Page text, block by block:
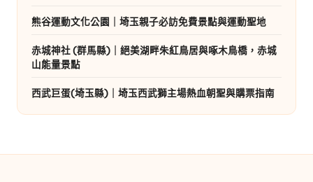
熊谷運動文化公園｜埼玉親子必訪免費景點與運動聖地
赤城神社 (群馬縣)｜絕美湖畔朱紅鳥居與啄木鳥橋，赤城
山能量景點
西武巨蛋(埼玉縣)｜埼玉西武獅主場熱血朝聖與購票指南